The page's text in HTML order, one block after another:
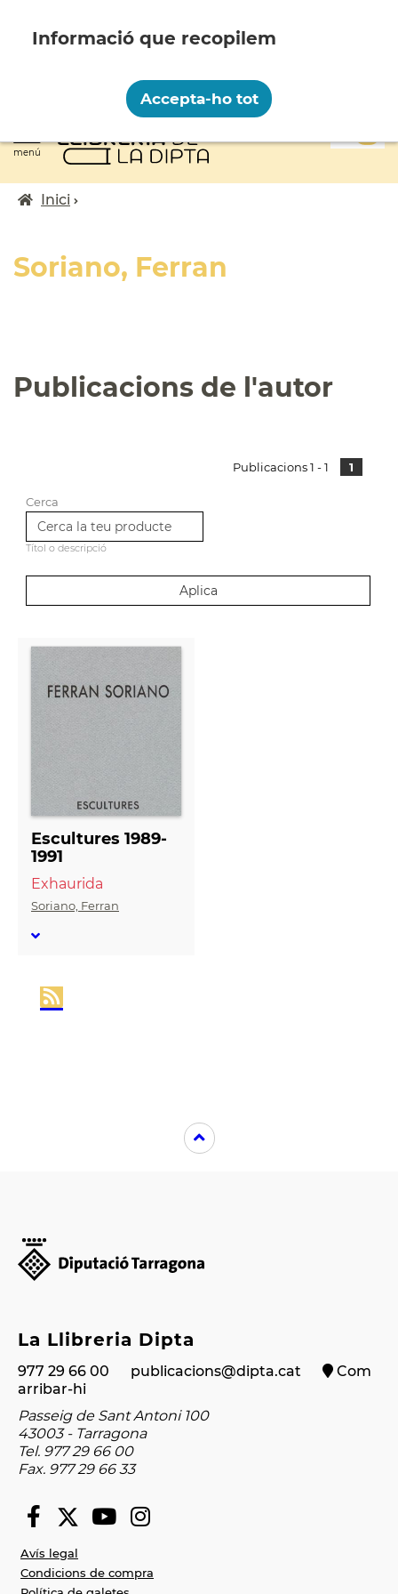
contingut
menú
Fil
Inici
Soriano, Ferran
Publicacions de l'autor
Publicacions 1 - 1 1
Cerca
Títol o descripció
Escultures 1989-
1991
Exhaurida
Soriano, Ferran
personal amb les següents finalitats:
Funcionalitat, Analítica.
Més informació
Canviar preferències
Accepta-ho tot
La Llibreria Dipta
977 29 66 00 publicacions@dipta.cat
Com
arribar-hi
Passeig de Sant Antoni 100
43003 - Tarragona
Tel. 977 29 66 00
Fax. 977 29 66 33
Avís legal
Condicions de compra